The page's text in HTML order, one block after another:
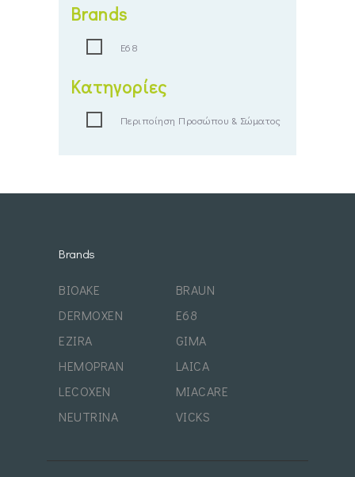
Brands
Ε68
Κατηγορίες
Περιποίηση Προσώπου & Σώματος
Brands
BIOAKE
BRAUN
DERMOXEN
E68
EZIRA
GIMA
HEMOPRAN
LAICA
LECOXEN
MIACARE
NEUTRINA
VICKS